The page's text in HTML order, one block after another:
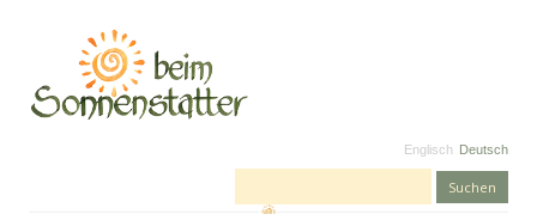
Deutsch
Englisch